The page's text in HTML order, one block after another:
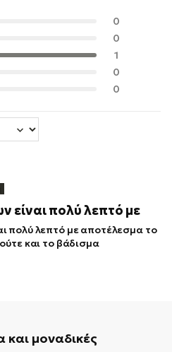
0
0
1
0
0
είναι πολύ λεπτό με
πολύ λεπτό με αποτέλεσμα το
και το βάδισμα
και μοναδικές